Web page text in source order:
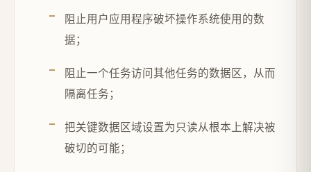
阻止用户应用程序破坏操作系统使用的数
据；
阻止一个任务访问其他任务的数据区，从而
隔离任务；
把关键数据区域设置为只读从根本上解决被
破切的可能；